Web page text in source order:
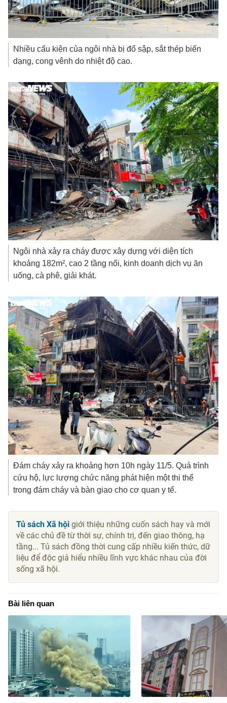
Nhiều cấu kiện của ngôi nhà bị đổ sập, sắt thép biến
dạng, cong vênh do nhiệt độ cao.
Ngôi nhà xảy ra cháy được xây dựng với diện tích
khoảng 182m², cao 2 tầng nổi, kinh doanh dịch vụ ăn
uống, cà phê, giải khát.
Đám cháy xảy ra khoảng hơn 10h ngày 11/5. Quá trình
cứu hộ, lực lượng chức năng phát hiện một thi thể
trong đám cháy và bàn giao cho cơ quan y tế.
Tủ sách Xã hội giới thiệu những cuốn sách hay và mới
về các chủ đề từ thời sự, chính trị, đến giao thông, hạ
tầng... Tủ sách đồng thời cung cấp nhiều kiến thức, dữ
liệu để độc giả hiểu nhiều lĩnh vực khác nhau của đời
sống xã hội.
Bài liên quan